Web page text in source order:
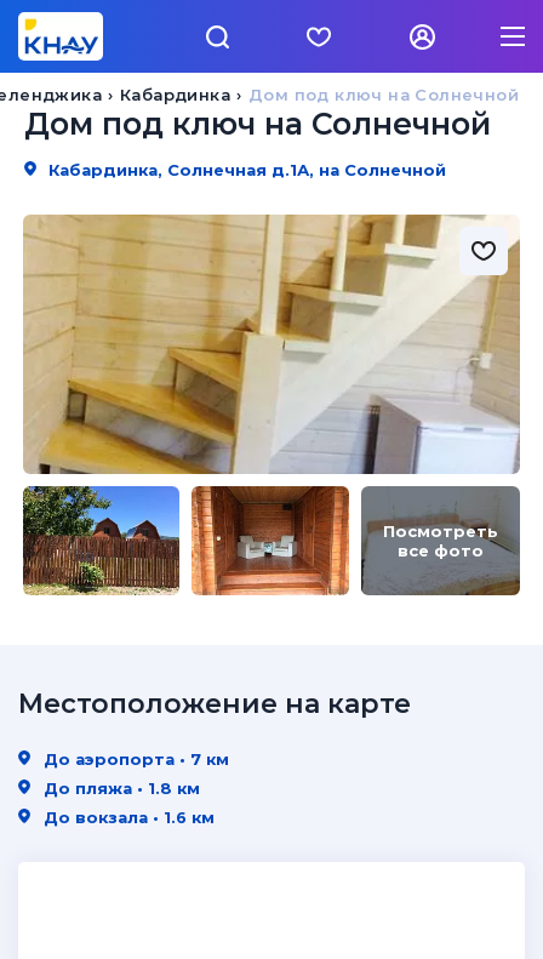
Дом под ключ на Солнечной
Кабардинка
Дом под ключ на Солнечной
Кабардинка, Солнечная д.1А, на Солнечной
Посмотреть
все фото
Местоположение на карте
До аэропорта • 7 км
До пляжа • 1.8 км
До вокзала • 1.6 км